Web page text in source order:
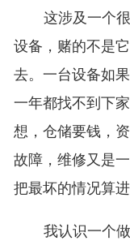
这涉及一个
设备，赌的不是
去。一台设备如
一年都找不到下
想，仓储要钱，
故障，维修又是
把最坏的情况算进
我认识一个